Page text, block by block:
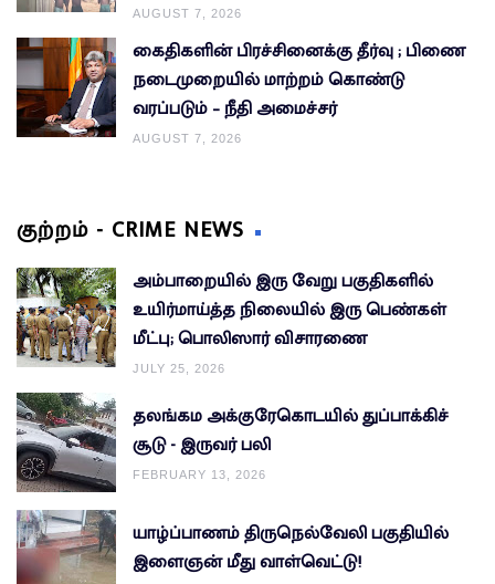
AUGUST 7, 2026
கைதிகளின் பிரச்சினைக்கு தீர்வு ; பிணை
நடைமுறையில் மாற்றம் கொண்டு
வரப்படும் – நீதி அமைச்சர்
AUGUST 7, 2026
குற்றம் - CRIME NEWS
அம்பாறையில் இரு வேறு பகுதிகளில்
உயிர்மாய்த்த நிலையில் இரு பெண்கள்
மீட்பு; பொலிஸார் விசாரணை
JULY 25, 2026
தலங்கம அக்குரேகொடயில் துப்பாக்கிச்
சூடு - இருவர் பலி
FEBRUARY 13, 2026
யாழ்ப்பாணம் திருநெல்வேலி பகுதியில்
இளைஞன் மீது வாள்வெட்டு!